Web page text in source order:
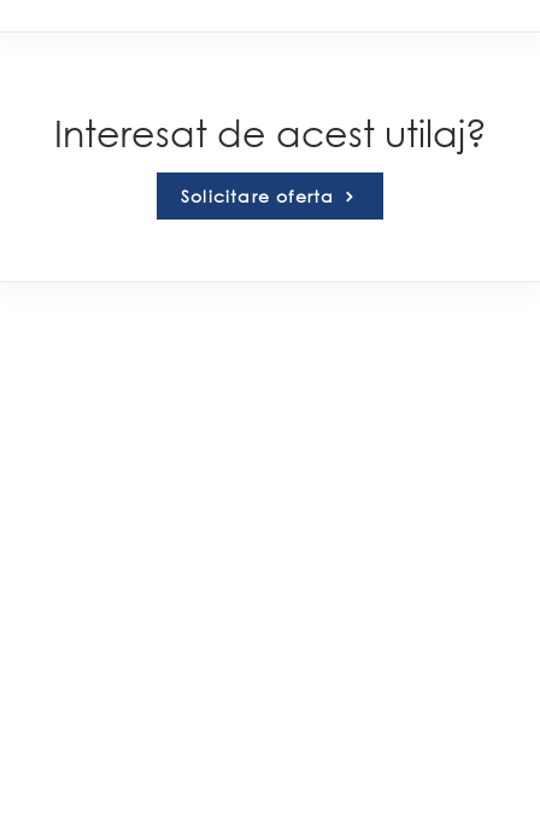
Interesat de acest utilaj?
Solicitare oferta